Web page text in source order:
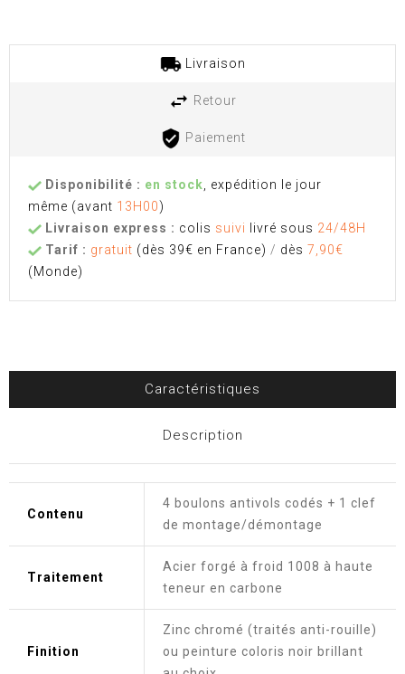
Livraison
Retour
Paiement
Disponibilité : en stock, expédition le jour
même (avant 13H00)
Livraison express : colis suivi livré sous 24/48H
Tarif : gratuit (dès 39€ en France) / dès 7,90€
(Monde)
Caractéristiques
Description
Contenu
4 boulons antivols codés + 1 clef
de montage/démontage
Traitement
Acier forgé à froid 1008 à haute
teneur en carbone
Finition
Zinc chromé (traités anti-rouille)
ou peinture coloris noir brillant